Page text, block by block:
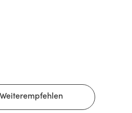
Weiterempfehlen